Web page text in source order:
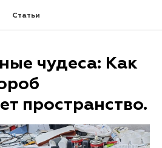
Статьи
чудеса: Как
пространство.